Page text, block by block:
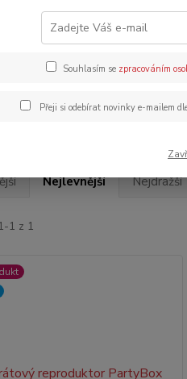
Kč Od
Nejlevnější Nejdražší
1 z 1
Souhlasím se zpracováním
Přeji si odebírat novinky e-mailem